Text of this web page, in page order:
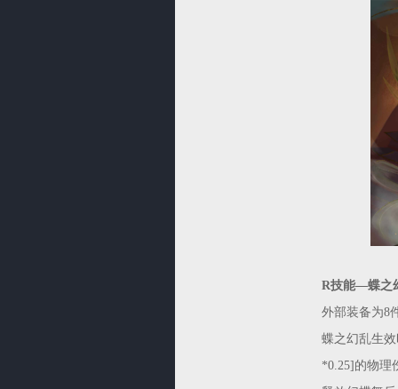
R技能—蝶之
外部装备为8
蝶之幻乱生
*0.25]的物理